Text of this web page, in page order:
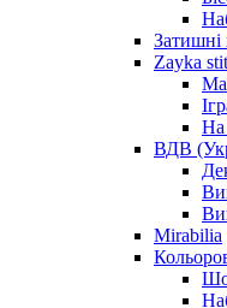
Затишні
Zayka
На
ВДВ
Mirabilia